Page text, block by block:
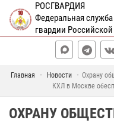
РОСГВАРДИЯ
Федеральная
гвардии
Главная Новости
Охрану
КХЛ в Москве
ОХРАНУ